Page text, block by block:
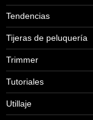
Tendencias
Tijeras de peluquería
Trimmer
Tutoriales
Utillaje